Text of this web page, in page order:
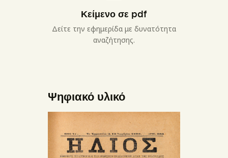
Κείμενο σε pdf
Δείτε την εφημερίδα με δυνατότητα
αναζήτησης.
Ψηφιακό υλικό